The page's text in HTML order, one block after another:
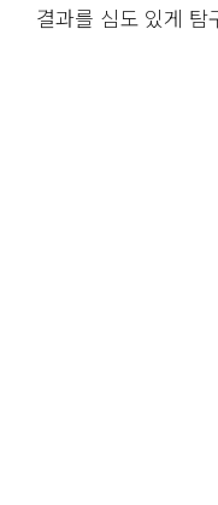
결과를 심도 있게 탐